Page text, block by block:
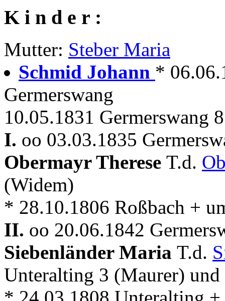
K i n d e r :
Mutter: Steber Maria
Schmid Johann *
Germerswang
10.05.1831 Germerswang
I. oo 03.03.1835
Obermayr Therese T.d.
(Widem)
* 28.10.1806 Roßbach +
II. oo 20.06.1842
Siebenländer Maria T.d.
Unteralting 3 (Maurer) und